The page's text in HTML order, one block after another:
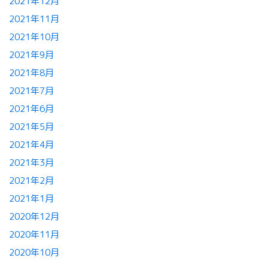
2021年11月
2021年10月
2021年9月
2021年8月
2021年7月
2021年6月
2021年5月
2021年4月
2021年3月
2021年2月
2021年1月
2020年12月
2020年11月
2020年10月